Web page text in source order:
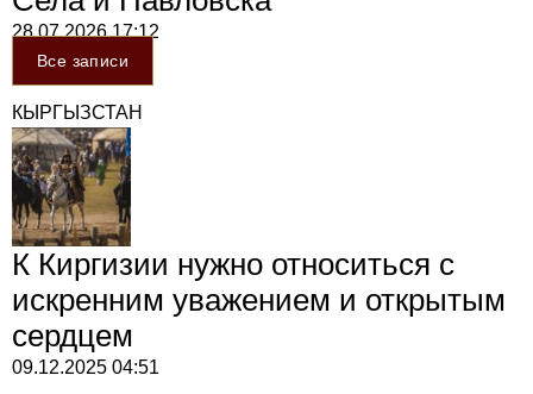
28.07.202617:12
Все записи
КЫРГЫЗСТАН
К Киргизии нужно относиться с
искренним уважением и открытым
сердцем
09.12.2025 04:51